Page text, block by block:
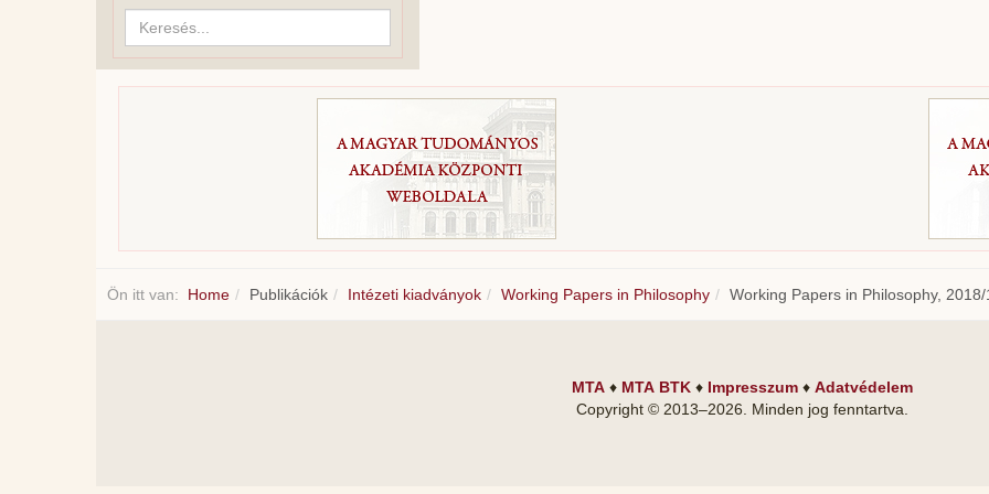
Keresés...
Ön itt van: Home Publikációk Intézeti kiadványok Working Papers in Philosophy Working Papers in Philosophy, 2018/
MTA♦ MTA BTK♦ Impresszum♦ Adatvédelem
Copyright © 2013–2026 . Minden jog fenntartva.